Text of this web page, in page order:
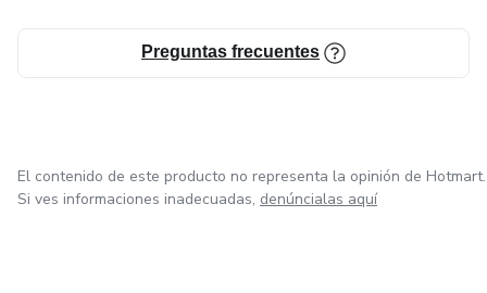
Preguntas frecuentes
El contenido de este producto no representa la opinión de Hotmart.
Si ves informaciones inadecuadas, denúncialas aquí